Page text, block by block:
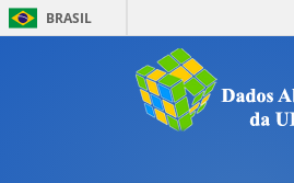
BRASIL